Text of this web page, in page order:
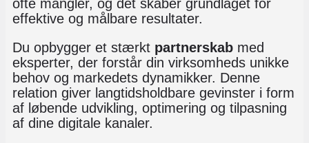
ofte mangler, og det skaber grundlaget for
effektive og målbare resultater.
Du opbygger et stærkt partnerskab med
eksperter, der forstår din virksomheds unikke
behov og markedets dynamikker. Denne
relation giver langtidsholdbare gevinster i form
af løbende udvikling, optimering og tilpasning
af dine digitale kanaler.